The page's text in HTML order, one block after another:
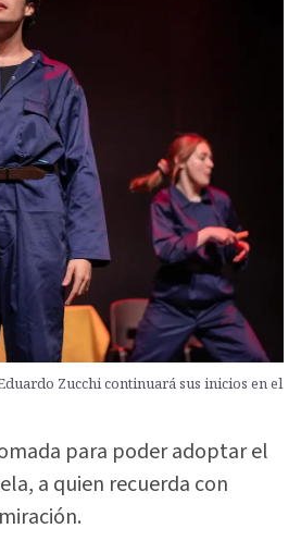
Zucchi continuará sus inicios en el
para poder adoptar el
a quien recuerda con